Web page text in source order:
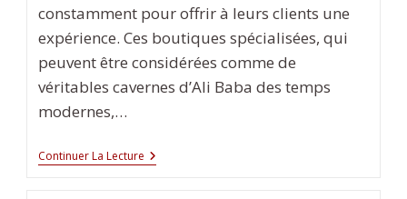
constamment pour offrir à leurs clients une
expérience. Ces boutiques spécialisées, qui
peuvent être considérées comme de
véritables cavernes d’Ali Baba des temps
modernes,…
Continuer La Lecture Smartshop
En